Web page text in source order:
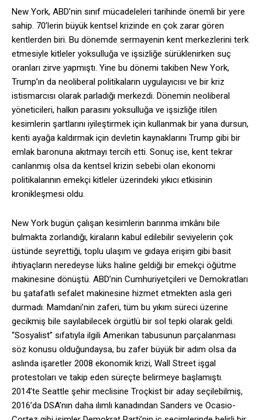
New York, ABD’nin sınıf mücadeleleri tarihinde önemli bir yere
sahip. 70’lerin büyük kentsel krizinde en çok zarar gören
kentlerden biri. Bu dönemde sermayenin kent merkezlerini terk
etmesiyle kitleler yoksulluğa ve işsizliğe sürüklenirken suç
oranları zirve yapmıştı. Yine bu dönemi takiben New York,
Trump’ın da neoliberal politikaların uygulayıcısı ve bir kriz
istismarcısı olarak parladığı merkezdi. Dönemin neoliberal
yöneticileri, halkın parasını yoksulluğa ve işsizliğe itilen
kesimlerin şartlarını iyileştirmek için kullanmak bir yana dursun,
kenti ayağa kaldırmak için devletin kaynaklarını Trump gibi bir
emlak baronuna akıtmayı tercih etti. Sonuç ise, kent tekrar
canlanmış olsa da kentsel krizin sebebi olan ekonomi
politikalarının emekçi kitleler üzerindeki yıkıcı etkisinin
kronikleşmesi oldu.
New York bugün çalışan kesimlerin barınma imkânı bile
bulmakta zorlandığı, kiraların kabul edilebilir seviyelerin çok
üstünde seyrettiği, toplu ulaşım ve gıdaya erişim gibi basit
ihtiyaçların neredeyse lüks haline geldiği bir emekçi öğütme
makinesine dönüştü. ABD’nin Cumhuriyetçileri ve Demokratları
bu şatafatlı sefalet makinesine hizmet etmekten asla geri
durmadı. Mamdani’nin zaferi, tüm bu yıkım süreci üzerine
gecikmiş bile sayılabilecek örgütlü bir sol tepki olarak geldi.
“Sosyalist” sıfatıyla ilgili Amerikan tabusunun parçalanması
söz konusu olduğundaysa, bu zafer büyük bir adım olsa da
aslında işaretler 2008 ekonomik krizi, Wall Street işgal
protestoları ve takip eden süreçte belirmeye başlamıştı.
2014’te Seattle şehir meclisine Troçkist bir aday seçilebilmiş,
2016’da DSA’nın daha ılımlı kanadından Sanders ve Ocasio-